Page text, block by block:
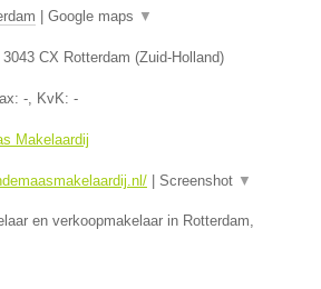
Google maps ▼
3043 CX Rotterdam (Zuid-Holland)
-, KvK: -
Makelaardij
Screenshot ▼
en verkoopmakelaar in Rotterdam,